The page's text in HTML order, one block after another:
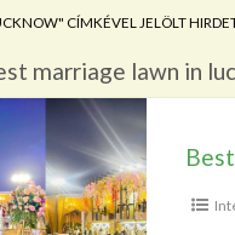
CÍMKÉVEL JELÖLT
marriage lawn in